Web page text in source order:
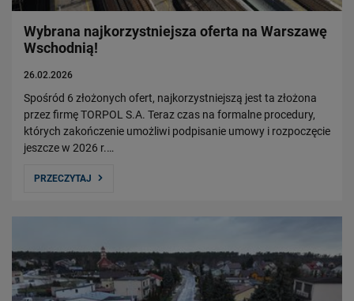
Wybrana najkorzystniejsza oferta na Warszawę
Wschodnią!
26.02.2026
Spośród 6 złożonych ofert, najkorzystniejszą jest ta złożona
przez firmę TORPOL S.A. Teraz czas na formalne procedury,
których zakończenie umożliwi podpisanie umowy i rozpoczęcie
jeszcze w 2026 r.…
PRZECZYTAJ